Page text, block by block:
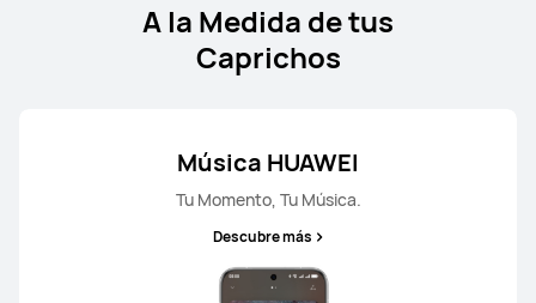
A la Medida de tus
Caprichos
Música HUAWEI
Tu Momento, Tu Música.
Descubre más